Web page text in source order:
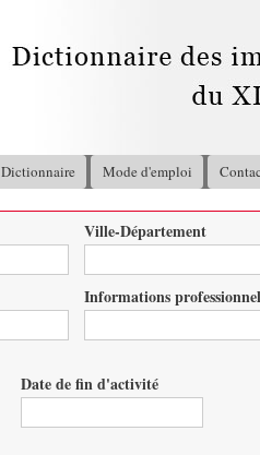
Dictionnaire Mode d'emploi
Ville-Département
Informations
Date de fin d'activité